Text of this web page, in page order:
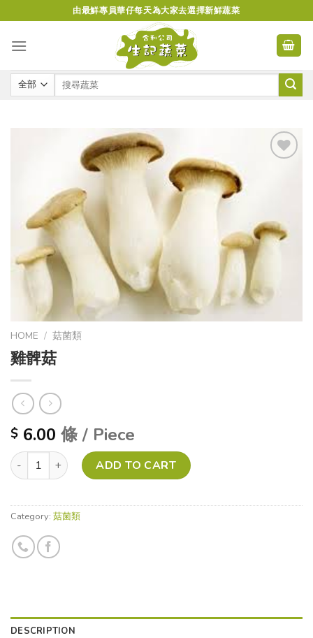
to
content
由最鮮專員華仔每天為大家去選擇新鮮蔬菜
HOME / 菇菌類
雞髀菇
$ 6.00 條 / Piece
雞髀菇 quantity ADD TO CART
Category: 菇菌類
DESCRIPTION